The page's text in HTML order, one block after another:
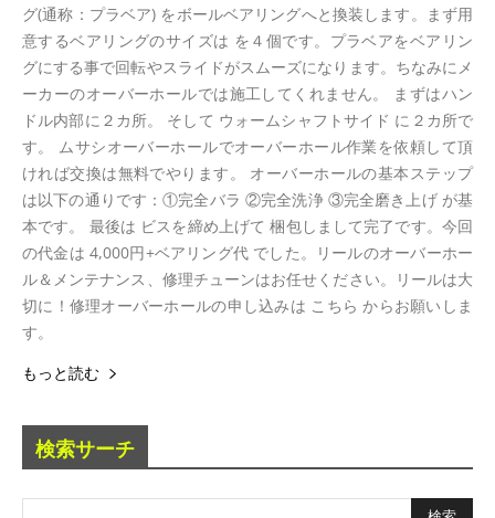
グ(通称：プラベア) をボールベアリングへと換装します。まず用
意するベアリングのサイズは を４個です。プラベアをベアリン
グにする事で回転やスライドがスムーズになります。ちなみにメ
ーカーのオーバーホールでは施工してくれません。 まずはハン
ドル内部に２カ所。 そして ウォームシャフトサイド に２カ所で
す。 ムサシオーバーホールでオーバーホール作業を依頼して頂
ければ交換は無料でやります。 オーバーホールの基本ステップ
は以下の通りです：①完全バラ ②完全洗浄 ③完全磨き上げ が基
本です。 最後は ビスを締め上げて 梱包しまして完了です。今回
の代金は 4,000円+ベアリング代 でした。リールのオーバーホー
ル＆メンテナンス、修理チューンはお任せください。リールは大
切に！修理オーバーホールの申し込みは こちら からお願いしま
す。
もっと読む
検索サーチ